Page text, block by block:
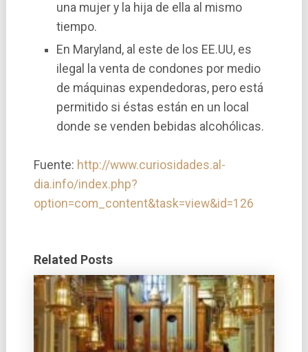
una mujer y la hija de ella al mismo
tiempo.
En Maryland, al este de los EE.UU, es
ilegal la venta de condones por medio
de máquinas expendedoras, pero está
permitido si éstas están en un local
donde se venden bebidas alcohólicas.
Fuente: http://www.curiosidades.al-
dia.info/index.php?
option=com_content&task=view&id=126
Related Posts